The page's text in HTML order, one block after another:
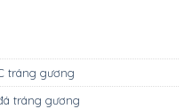
tráng gương
tráng gương